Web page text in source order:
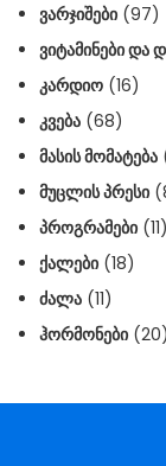
ᲕᲐᲠᲯᲘᲨᲔᲑᲘ (97)
ᲕᲘᲢᲐᲛᲘᲜᲔᲑᲘ ᲓᲐ
ᲙᲐᲠᲓᲘᲝ (16)
ᲙᲕᲔᲑᲐ (68)
ᲛᲐᲡᲘᲡ ᲛᲝᲛᲐᲢᲔᲑᲐ
ᲛᲣᲪᲚᲘᲡ ᲞᲠᲔᲡᲘ
ᲞᲠᲝᲒᲠᲐᲛᲔᲑᲘ (11)
ᲥᲐᲚᲔᲑᲘ (18)
ᲫᲐᲚᲐ (11)
ᲰᲝᲠᲛᲝᲜᲔᲑᲘ (20)